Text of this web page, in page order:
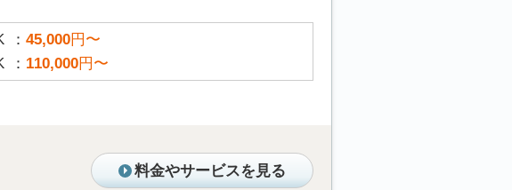
45,000円〜
110,000円〜
料金やサービスを見る